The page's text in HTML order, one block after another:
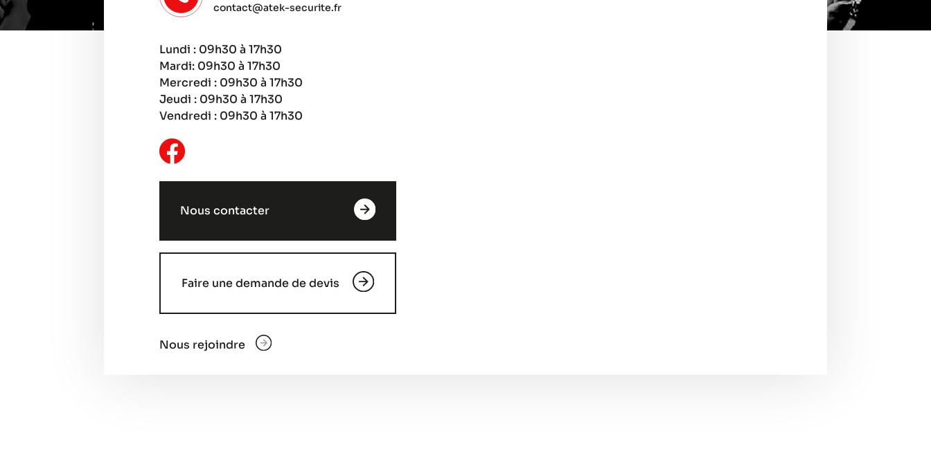
contact@atek-securite.fr
Lundi : 09h30 à 17h30
Mardi: 09h30 à 17h30
Mercredi : 09h30 à 17h30
Jeudi : 09h30 à 17h30
Vendredi : 09h30 à 17h30
Nous contacter
Faire une demande de devis
Nous rejoindre